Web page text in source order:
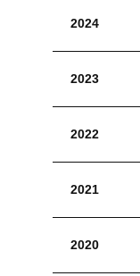
2024
2023
2022
2021
2020